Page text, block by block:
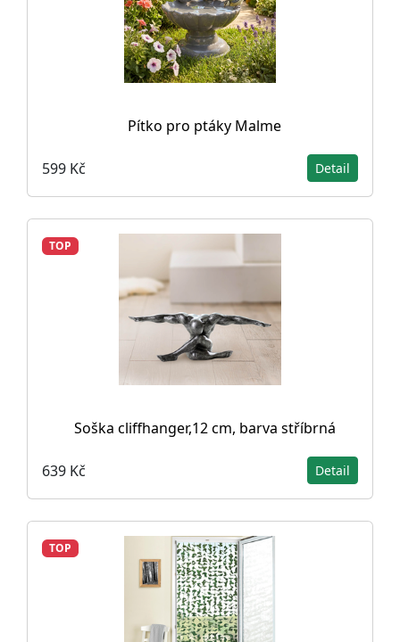
Pítko pro ptáky Malme
599 Kč Detail
TOP
Soška cliffhanger,12 cm, barva stříbrná
639 Kč Detail
TOP